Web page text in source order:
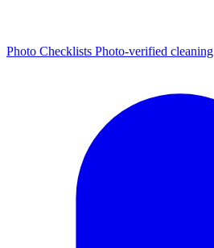
Photo Checklists Photo-verified cleaning